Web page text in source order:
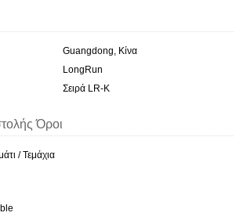
Guangdong, Κίνα
LongRun
Σειρά LR-K
Όροι
/ Τεμάχια